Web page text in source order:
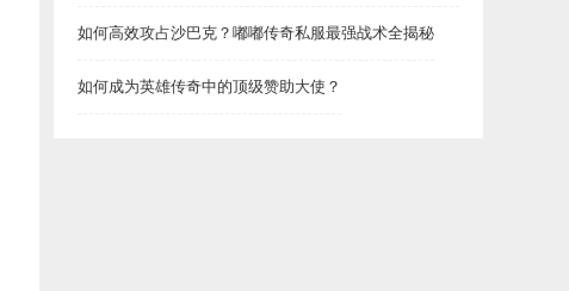
如何高效攻占沙巴克？嘟嘟传奇私服最强战术全揭秘
如何成为英雄传奇中的顶级赞助大使？